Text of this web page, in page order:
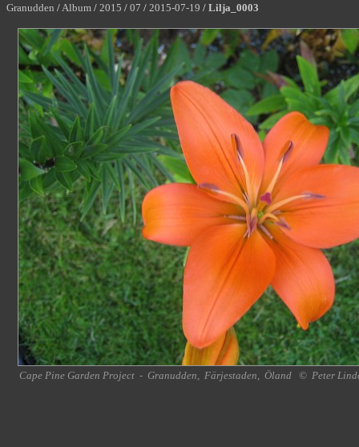
Granudden /Album / 2015 / 07 / 2015-07-19 / Lilja_0003
Cape Pine Garden Project - Granudden, Färjestaden, Öland © Peter